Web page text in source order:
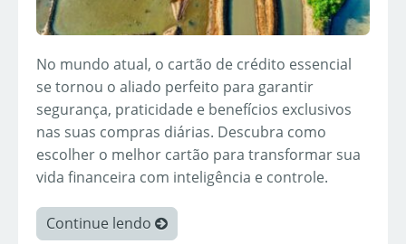
No mundo atual, o cartão de crédito essencial
se tornou o aliado perfeito para garantir
segurança, praticidade e benefícios exclusivos
nas suas compras diárias. Descubra como
escolher o melhor cartão para transformar sua
vida financeira com inteligência e controle.
Continue lendo